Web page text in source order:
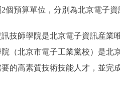
預算單位，分別為北京電子資
師學院是北京電子資訊産業唯
（北京市電子工業黨校）是北
的高素質技術技能人才，並完